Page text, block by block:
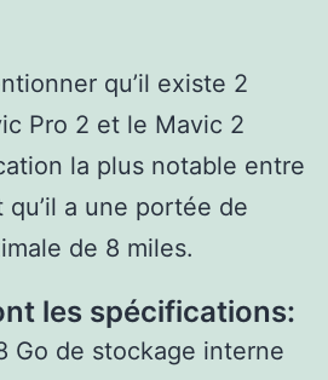
qu’il existe 2
Pro 2 et le Mavic 2
la plus notable entre
a une portée de
de 8 miles.
les spécifications:
Go de stockage interne